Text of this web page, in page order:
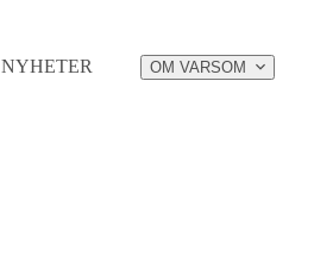
NYHETER OM VARSOM